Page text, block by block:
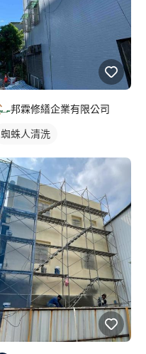
邦霖修繕企業有限公司
蜘蛛人清洗